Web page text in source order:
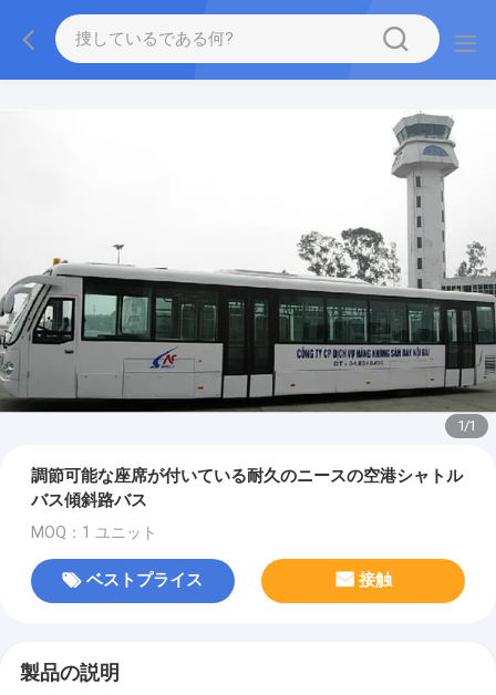
1/1
調節可能な座席が付いている耐久のニースの空港シャトル
バス傾斜路バス
MOQ：1 ユニット
ベストプライス 接触
製品の説明